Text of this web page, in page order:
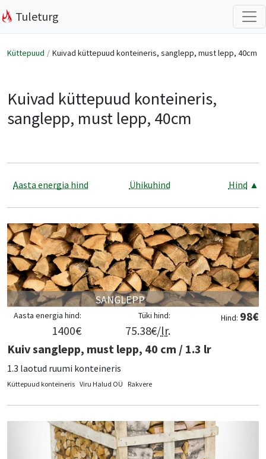
Tuleturg
Küttepuud Kuivad küttepuud konteineris, sanglepp, must lepp, 40cm
Kuivad küttepuud konteineris,
sanglepp, must lepp, 40cm
Aasta energia hind Ühikuhind Hind ▲
SANGLEPP
Hind: 98€
Tüki hind:
75.38€/lr.
Aasta energia hind:
1400€
Kuiv sanglepp, must lepp, 40 cm / 1.3 lr
1.3 laotud ruumi konteineris
Küttepuud konteineris Viru Halud OÜ Rakvere